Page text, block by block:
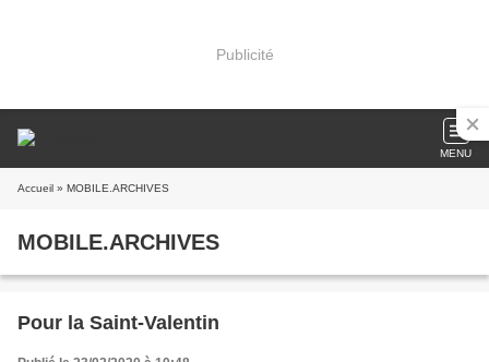
Publicité
MENU
Accueil » MOBILE.ARCHIVES
MOBILE.ARCHIVES
Pour la Saint-Valentin